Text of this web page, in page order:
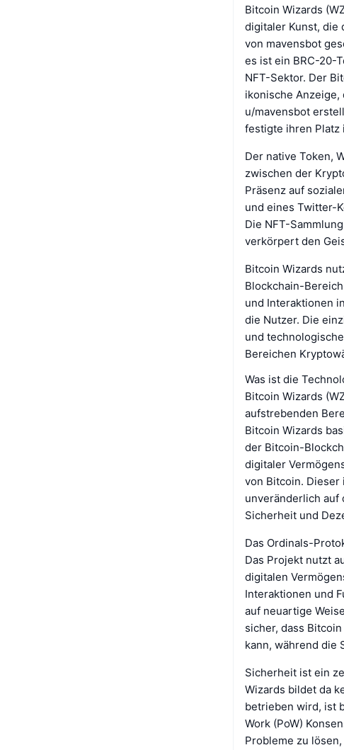
Bitcoin Wizards
digitaler Kunst, die
von mavensbot
es ist ein BRC-20-
NFT-Sektor. Der
ikonische Anzeige,
u/mavensbot
festigte ihren Platz
Der native Token,
zwischen der
Präsenz auf
und eines Twitter-
Die NFT-
verkörpert den
Bitcoin Wizards
Blockchain-
und Interaktionen
die Nutzer. Die
und
Bereichen
Was ist die
Bitcoin Wizards
aufstrebenden
Bitcoin Wizards
der Bitcoin-
digitaler
von Bitcoin. Dieser
unveränderlich auf
Sicherheit und
Das Ordinals-
Das Projekt nutzt
digitalen
Interaktionen und
auf neuartige
sicher, dass
kann, während die
Sicherheit ist ein
Wizards bildet da
betrieben wird, ist
Work (PoW)
Probleme zu